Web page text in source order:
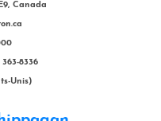
Canada
8336
Unis)